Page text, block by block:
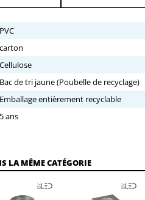
PVC
carton
Cellulose
Bac de tri jaune (Poubelle de recyclage)
Emballage entièrement recyclable
5 ans
LA MÊME CATÉGORIE